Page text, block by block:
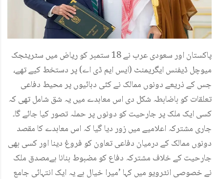
پاکستان اور سعودی عرب نے 18 ستمبر کو ریاض میں سٹریٹجک
میوچل ڈیفنس ایگریمنٹ (ایس ایم ڈی اے) پر دستخط کیے تھے،
جس کے ذریعے دونوں ممالک نے کئی دہائیوں پر محیط دفاعی
تعلقات کو باضابطہ شکل دی اس معاہدے میں یہ شق شامل تھی کہ
کسی ایک ملک پر جارحیت کو دونوں پر حملہ تصور کیا جائے گا۔
جاری مشترکہ اعلامیے میں زور دیا گیا کہ اس معاہدے کا مقصد
دونوں ممالک کے درمیان دفاعی تعاون کو فروغ دینا اور کسی بھی
جارحیت کے خلاف مشترکہ دفاع کو مضبوط بنانا ہےمصدق ملک
نے خصوصی انٹرویو میں کہا ’میرا خیال ہے یہ ایک انتہائی جامع